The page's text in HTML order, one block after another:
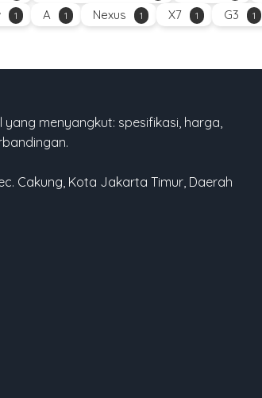
1 A 1 Nexus 1 X7 1 G3 1
menyangkut: spesifikasi, harga,
Cakung, Kota Jakarta Timur, Daerah